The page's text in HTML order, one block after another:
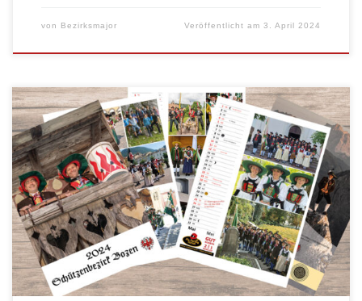
von Bezirksmajor Veröffentlicht am3. April 2024
BOZEN – Der neue Bezirkskalender des Schützenbezirks
Bozen ist da! Der Kalender erscheint heuer zum neunten
Mal und kann bei den Kompanien des Bezirkes
erworben werden. Der Kalender zeigt auf farbenfrohen
Bildern Marketenderinnen, Schützen und Jungschützen
aus allen Schützenkompanien des Bezirkes Bozen. Die
Kalenderfotos wurden heuer von den einzelnen
Kompanien […]